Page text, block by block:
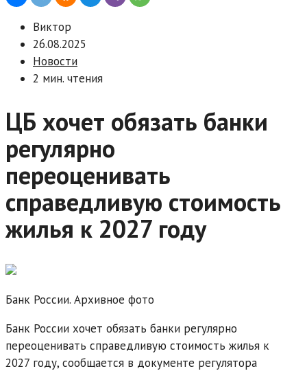
Виктор
26.08.2025
Новости
2 мин. чтения
ЦБ хочет обязать банки
регулярно
переоценивать
справедливую стоимость
жилья к 2027 году
Банк России. Архивное фото
Банк России хочет обязать банки регулярно
переоценивать справедливую стоимость жилья к
2027 году, сообщается в документе регулятора